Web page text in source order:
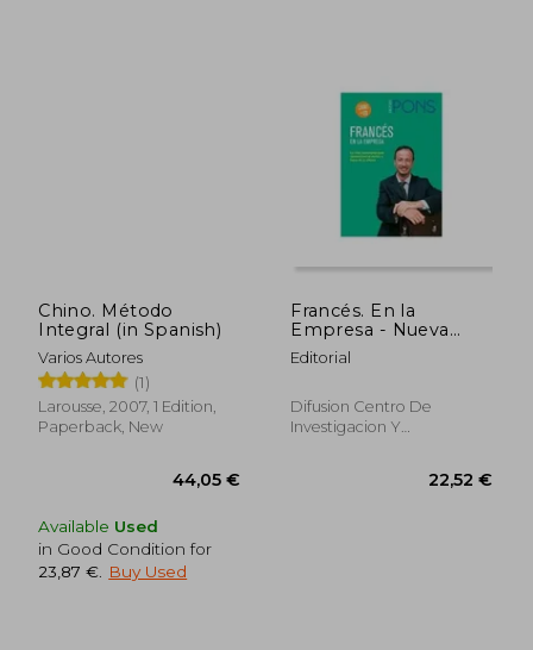
Chino. Método
Integral (in Spanish)
Varios Autores
(1)
Larousse, 2007, 1 Edition,
Paperback, New
Available Used
in Good Condition for
23,87 €
Buy Used
Francés. En la
Empresa - Nueva
Edición (Curso
Autoaprendizaje) (in
Editorial
Difusion Centro De
Investigacion Y